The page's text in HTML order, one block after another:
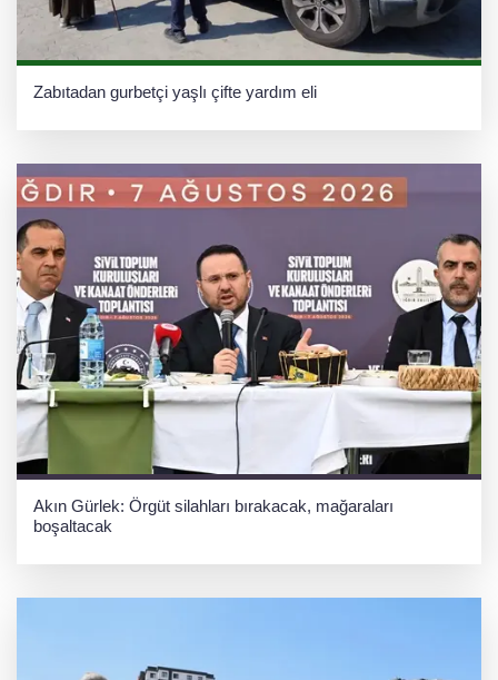
Zabıtadan gurbetçi yaşlı çifte yardım eli
Akın Gürlek: Örgüt silahları bırakacak, mağaraları
boşaltacak